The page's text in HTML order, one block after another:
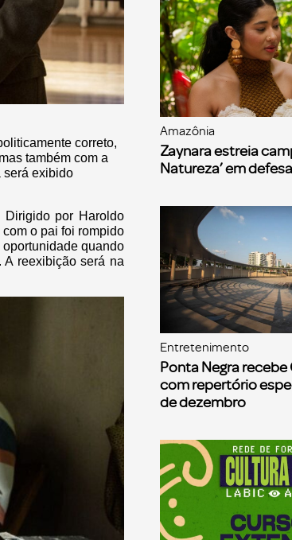
correto,
também com a
será exibido
Dirigido por Haroldo
o pai foi rompido
quando
reexibição será na
Amazônia
Zaynara estreia
Natureza’ em
Entretenimento
Ponta Negra
com repertório
de dezembro